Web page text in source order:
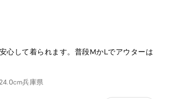
して着られます。普段MかLでアウターは
兵庫県